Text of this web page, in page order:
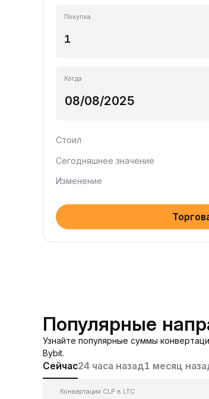
Покупка
Когда
Стоил
Сегодняшнее значение
Изменение
Популярные
Узнайте популярные суммы
Bybit.
Сейчас24 часа назад1 месяц
Конвертация CLP в LTC